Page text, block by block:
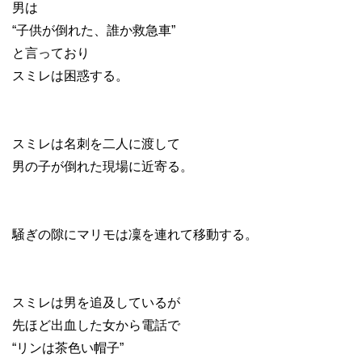
男は
“子供が倒れた、誰か救急車”
と言っており
スミレは困惑する。
スミレは名刺を二人に渡して
男の子が倒れた現場に近寄る。
騒ぎの隙にマリモは凜を連れて移動する。
スミレは男を追及しているが
先ほど出血した女から電話で
“リンは茶色い帽子”